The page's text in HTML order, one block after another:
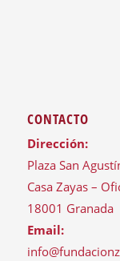
CONTACTO
Dirección:
Plaza San
Casa Zayas –
18001 Granada
Email: